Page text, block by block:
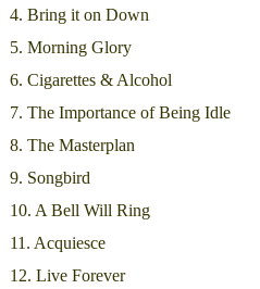
4. Bring it on Down
5. Morning Glory
6. Cigarettes & Alcohol
7. The Importance of Being Idle
8. The Masterplan
9. Songbird
10. A Bell Will Ring
11. Acquiesce
12. Live Forever